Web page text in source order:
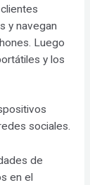
y navegan
Luego
y los
sociales.
de
en el